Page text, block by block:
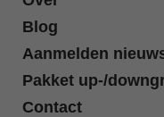
Blog
Aanmelden
Pakket up-/
Contact